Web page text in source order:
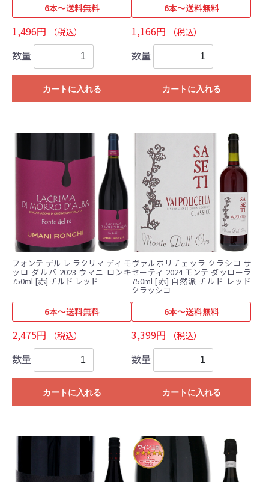
6本～送料無料
1,496円 （税込）
数量
カートに入れる
6本～送料無料
1,166円 （税込）
数量
カートに入れる
フォンテ デル レ ラクリマ ディ モ
ッロ ダルバ 2023 ウマニ ロンキ
750ml [赤] チルド レッド
6本～送料無料
2,475円 （税込）
数量
カートに入れる
ヴァルポリチェッラ クラシコ サ
セーティ 2024 モンテ ダッローラ
750ml [赤] 自然派 チルド レッド
クラッシコ
6本～送料無料
3,399円 （税込）
数量
カートに入れる